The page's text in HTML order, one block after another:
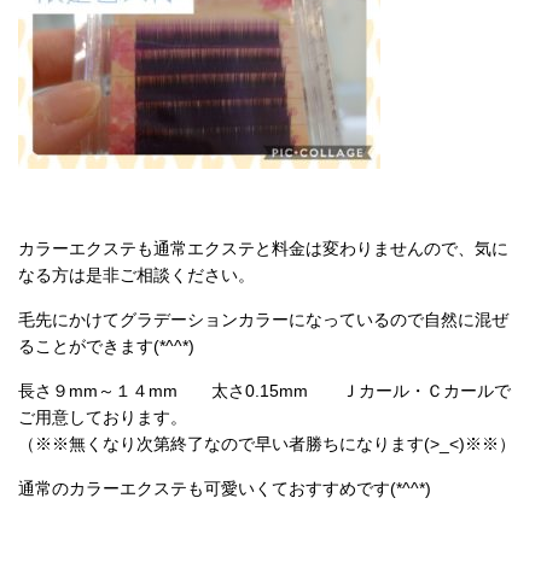
カラーエクステも通常エクステと料金は変わりませんので、気に
なる方は是非ご相談ください。
毛先にかけてグラデーションカラーになっているので自然に混ぜ
ることができます(*^^*)
長さ９mm～１４mm 太さ0.15mm Ｊカール・Ｃカールで
ご用意しております。
（※※無くなり次第終了なので早い者勝ちになります(>_<)※※）
通常のカラーエクステも可愛いくておすすめです(*^^*)